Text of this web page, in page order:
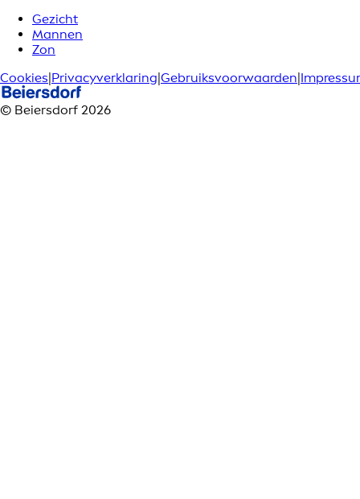
Gezicht
Mannen
Zon
Cookies Privacyverklaring Gebruiksvoorwaarden
© Beiersdorf 2026